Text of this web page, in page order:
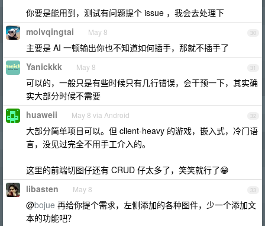
你要是能用到，测试有问题提个 issue ，我会去处理下
30
molvqingtai May 8
主要是 AI 一顿输出你也不知道如何插手，那就不插手了
31
Yanickkk May 8
可以的，一般只是有些时候只有几行错误，会干预一下，其实确
实大部分时候不需要
32
huaweii May 8 via Android
大部分简单项目可以。但 client-heavy 的游戏，嵌入式，冷门语
言，没见过完全不用手工介入的。
这里的前端切图仔还有 CRUD 仔太多了，笑笑就行了😁
33
libasten May 8
@bojue 再给你提个需求，左侧添加的各种图件，少一个添加文
本的功能吧？